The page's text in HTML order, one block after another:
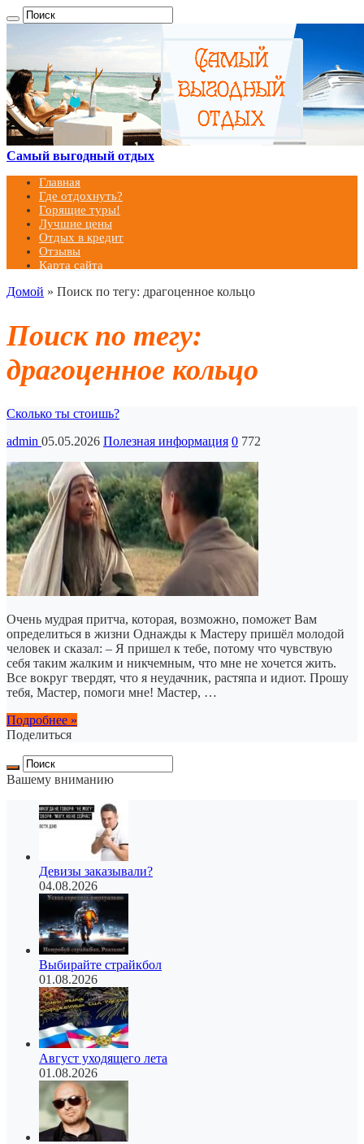
Самый выгодный отдых
Главная
Где отдохнуть?
Горящие туры!
Лучшие цены
Отдых в кредит
Отзывы
Карта сайта
Домой » Поиск по тегу: драгоценное кольцо
Поиск по тегу:
драгоценное кольцо
Сколько ты стоишь?
admin 05.05.2026 Полезная информация 0 772
Очень мудрая притча, которая, возможно, поможет Вам
определиться в жизни Однажды к Мастеру пришёл молодой
человек и сказал: – Я пришел к тебе, потому что чувствую
себя таким жалким и никчемным, что мне не хочется жить.
Все вокруг твердят, что я неудачник, растяпа и идиот. Прошу
тебя, Мастер, помоги мне! Мастер, …
Подробнее »
Поделиться
Вашему вниманию
Девизы заказывали?
04.08.2026
Выбирайте страйкбол
01.08.2026
Август уходящего лета
01.08.2026